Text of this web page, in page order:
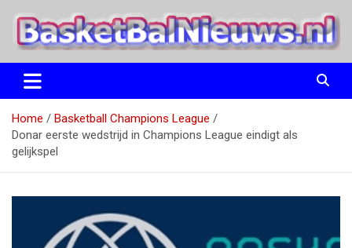
naar
BasketBalNieuws.nl
Etten
Home
Basketball Champions League
Donar eerste wedstrijd in Champions League eindigt als
gelijkspel